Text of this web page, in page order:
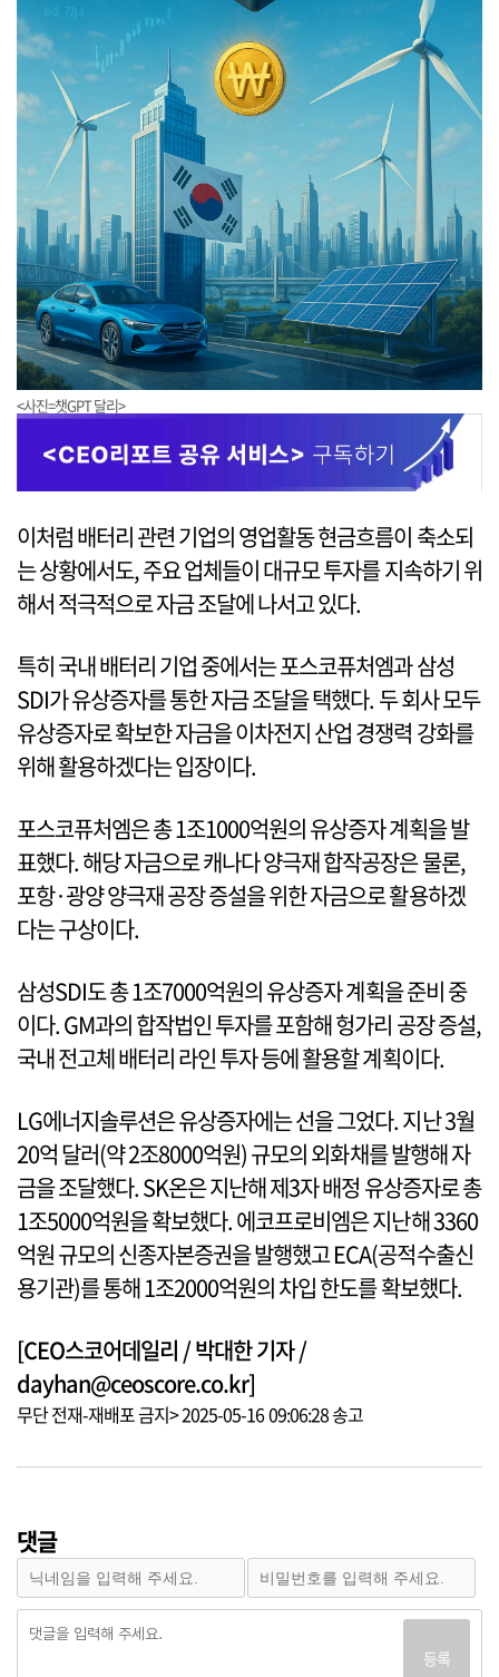
<사진=챗GPT 달리>
이처럼 배터리 관련 기업의 영업활동 현금흐름이 축소되
는 상황에서도, 주요 업체들이 대규모 투자를 지속하기 위
해서 적극적으로 자금 조달에 나서고 있다.
특히 국내 배터리 기업 중에서는 포스코퓨처엠과 삼성
SDI가 유상증자를 통한 자금 조달을 택했다. 두 회사 모두
유상증자로 확보한 자금을 이차전지 산업 경쟁력 강화를
위해 활용하겠다는 입장이다.
포스코퓨처엠은 총 1조1000억원의 유상증자 계획을 발
표했다. 해당 자금으로 캐나다 양극재 합작공장은 물론,
포항·광양 양극재 공장 증설을 위한 자금으로 활용하겠
다는 구상이다.
삼성SDI도 총 1조7000억원의 유상증자 계획을 준비 중
이다. GM과의 합작법인 투자를 포함해 헝가리 공장 증설,
국내 전고체 배터리 라인 투자 등에 활용할 계획이다.
LG에너지솔루션은 유상증자에는 선을 그었다. 지난 3월
20억 달러(약 2조8000억원) 규모의 외화채를 발행해 자
금을 조달했다. SK온은 지난해 제3자 배정 유상증자로 총
1조5000억원을 확보했다. 에코프로비엠은 지난해 3360
억원 규모의 신종자본증권을 발행했고 ECA(공적수출신
용기관)를 통해 1조2000억원의 차입 한도를 확보했다.
[CEO스코어데일리 / 박대한 기자 /
dayhan@ceoscore.co.kr]
무단 전재-재배포 금지> 2025-05-16 09:06:28 송고
댓글
등록